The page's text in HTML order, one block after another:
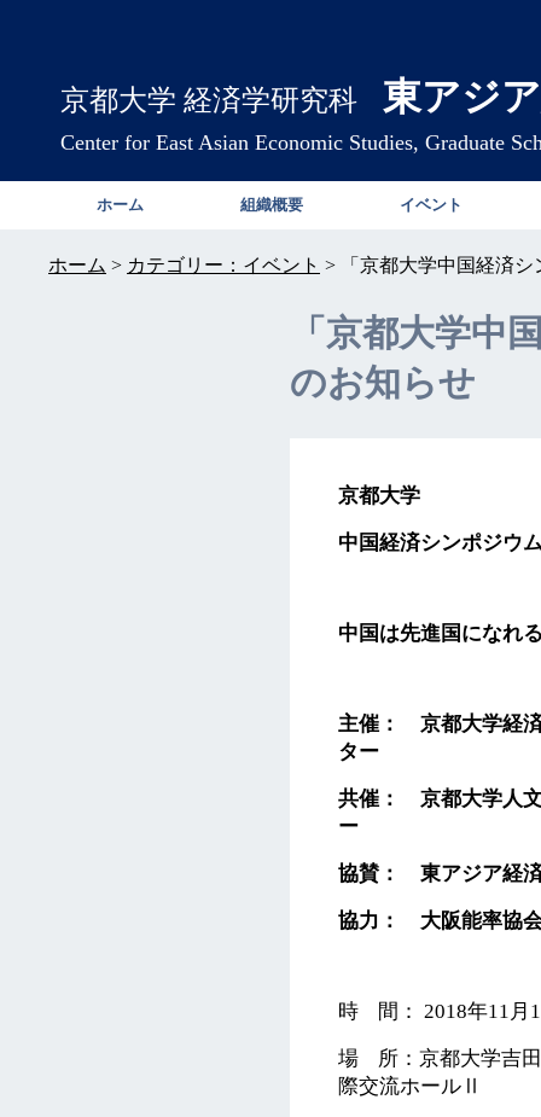
京都大学 経済学研究科 東アジ
Center for East Asian Economic Studies, Graduate
ホーム 組織概要 イベント
ホーム > カテゴリー：イベント > 「京都大学中国経済
「京都大学中
のお知らせ
京都大学
中国経済シンポジウ
中国は先進国になれ
主催： 京都大学経
ター
共催： 京都大学人
ー
協賛： 東アジア経
協力： 大阪能率協
時 間： 2018年11月
場 所：京都大学吉
際交流ホールⅡ